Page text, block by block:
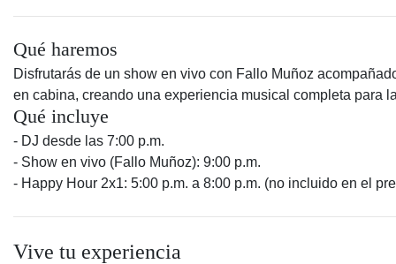
Qué haremos
Disfrutarás de un show en vivo con Fallo Muñoz
en cabina, creando una experiencia musical completa para
Qué incluye
- DJ desde las 7:00 p.m.
- Show en vivo (Fallo Muñoz): 9:00 p.m.
- Happy Hour 2x1: 5:00 p.m. a 8:00 p.m. (no incluido en el
Vive tu experiencia